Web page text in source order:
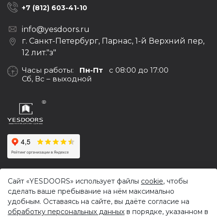
© 2017-2026,Yesdoors — оптовая продажа дверей и
фурнитуры
Политика конфиденциальности
Продвижение сайта
+7 (812) 603-41-10
info@yesdoors.ru
г. Санкт-Петербург, Парнас, 1-й Верхний пер,
12 лит."з"
Часы работы: Пн-Пт с 08:00 до 17:00
Сб, Вс – выходной
Сайт «YESDOORS» использует файлы cookie, чтобы
сделать ваше пребывание на нём максимально
удобным. Оставаясь на сайте, вы даёте согласие на
обработку персональных данных в порядке, указанном в